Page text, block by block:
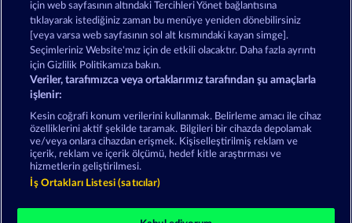
Hüküm ve Koşullar Gizlilik Beyanı Künye
Şirket SSS Facebook
İptal talebini gönder
Sosyal casino oyunları sadece eğlence amaçlıdır ve
için web sayfasının altındaki Tercihleri Yönet bağlantısına
tıklayarak istediğiniz zaman bu menüye yeniden dönebilirsiniz
[veya varsa web sayfasının sol alt kısmındaki kayan simge].
Seçimleriniz Website'mız için de etkili olacaktır. Daha fazla ayrıntı
için Gizlilik Politikamıza bakın.
Veriler, tarafımızca veya ortaklarımız tarafından şu amaçlarla
işlenir:
Kesin coğrafi konum verilerini kullanmak. Belirleme amacı ile cihaz
özelliklerini aktif şekilde taramak. Bilgileri bir cihazda depolamak
ve/veya onlara cihazdan erişmek. Kişiselleştirilmiş reklam ve
içerik, reklam ve içerik ölçümü, hedef kitle araştırması ve
hizmetlerin geliştirilmesi.
İş Ortakları Listesi (satıcılar)